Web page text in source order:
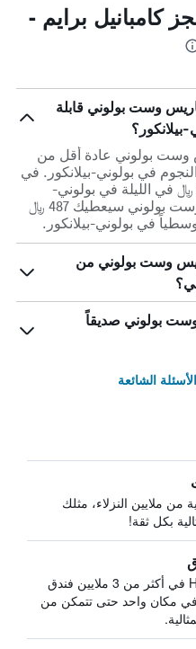
كامبانيل برايم -
وست بولوني قابلة
وست بولوني عادة أقل من
فندق مصنف 2 من النجوم في بولوني-بيلانكور. في
المتوسط ، السعر المتوقع هو 295 ﷼ في الليلة في بولوني-
بيلانكور. كامبانيل برايم - باريس وست بولوني سيعطيك 487 ﷼
وست بولوني من
وست بولوني صديقاً
الشائعة
من ملايين النزلاء، مثلك
بكل ثقة!
يبحث HotelsCombined في أكثر من 3 ملايين فندق
مكان واحد حتى تتمكن من